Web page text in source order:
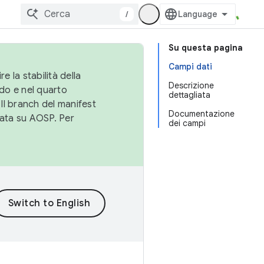
/
Su questa pagina
Campi dati
Descrizione
dettagliata
Documentazione
dei campi
la stabilità della
e nel quarto
branch del manifest
su AOSP. Per